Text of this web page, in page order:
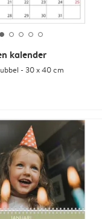
kalender
- 30 x 40 cm